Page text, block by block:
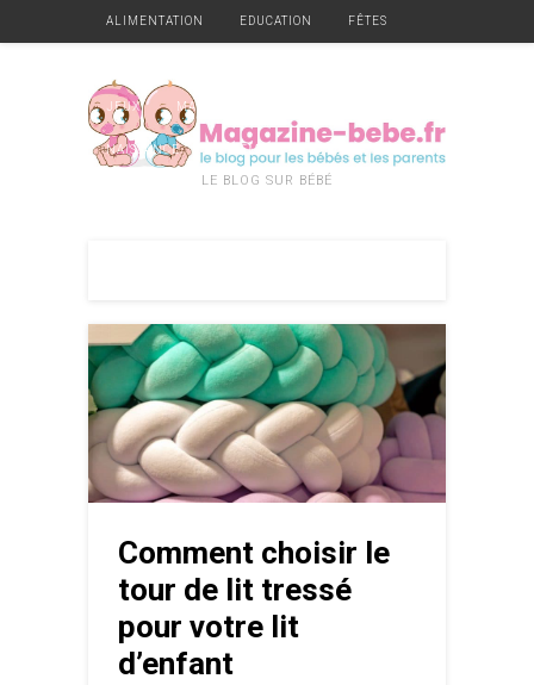
ALIMENTATION EDUCATION FÊTES
JEUX MATÉRIEL
NAISSANCE VÊTEMENTS
LE BLOG SUR BÉBÉ
Comment choisir le
tour de lit tressé
pour votre lit
d’enfant